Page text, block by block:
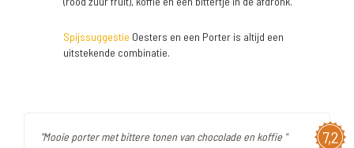
Spijssuggestie Oesters en een Porter is altijd een
uitstekende combinatie.
7,2
"Mooie porter met bittere tonen van chocolade en koffie "